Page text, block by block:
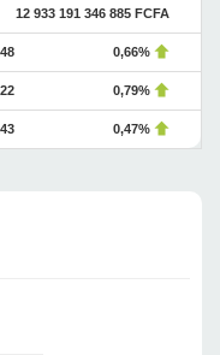
12 933 191 346 885 FCFA
0,66%
0,79%
0,47%